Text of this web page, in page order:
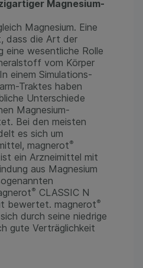
Magnesium-
Magnesium. Eine
dass die Art der
eine wesentliche Rolle
vom Körper
In einem Simulations-
Traktes haben
Unterschiede
Magnesium-
Bei den meisten
es sich um
magnerot®
ein Arzneimittel mit
aus Magnesium
® CLASSIC N
bewertet. magnerot®
durch seine niedrige
gute Verträglichkeit